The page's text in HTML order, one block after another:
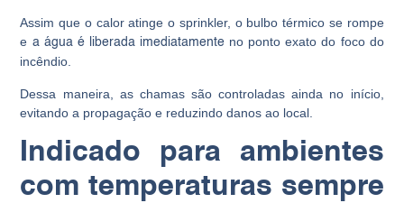
Assim que o calor atinge o sprinkler, o bulbo térmico se rompe
e a água é liberada imediatamenteno ponto exato do foco do
incêndio.
Dessa maneira, as chamas são controladas ainda no início,
evitando a propagação e reduzindo danos ao local.
Indicado para ambientes
com temperaturas sempre